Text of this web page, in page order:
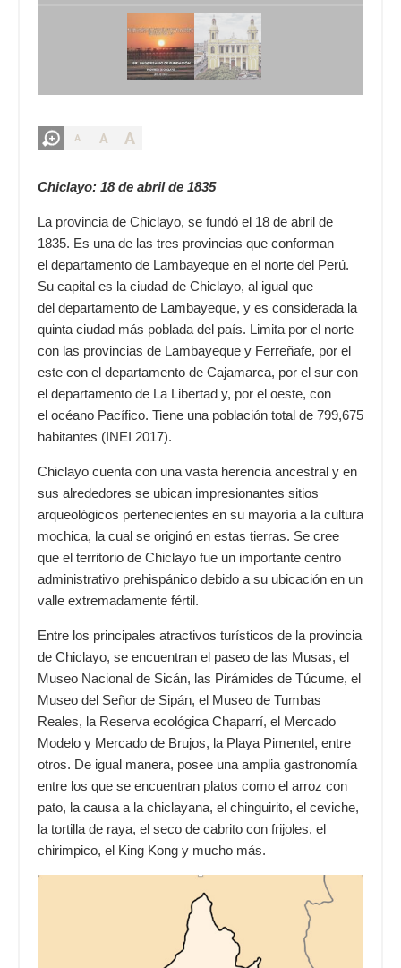
A A A
Chiclayo: 18 de abril de 1835
La provincia de Chiclayo, se fundó el 18 de abril de
1835. Es una de las tres provincias que conforman
el departamento de Lambayeque en el norte del Perú.
Su capital es la ciudad de Chiclayo, al igual que
del departamento de Lambayeque, y es considerada la
quinta ciudad más poblada del país. Limita por el norte
con las provincias de Lambayeque y Ferreñafe, por el
este con el departamento de Cajamarca, por el sur con
el departamento de La Libertad y, por el oeste, con
el océano Pacífico. Tiene una población total de 799,675
habitantes (INEI 2017).
Chiclayo cuenta con una vasta herencia ancestral y en
sus alrededores se ubican impresionantes sitios
arqueológicos pertenecientes en su mayoría a la cultura
mochica, la cual se originó en estas tierras. Se cree
que el territorio de Chiclayo fue un importante centro
administrativo prehispánico debido a su ubicación en un
valle extremadamente fértil.
Entre los principales atractivos turísticos de la provincia
de Chiclayo, se encuentran el paseo de las Musas, el
Museo Nacional de Sicán, las Pirámides de Túcume, el
Museo del Señor de Sipán, el Museo de Tumbas
Reales, la Reserva ecológica Chaparrí, el Mercado
Modelo y Mercado de Brujos, la Playa Pimentel, entre
otros. De igual manera, posee una amplia gastronomía
entre los que se encuentran platos como el arroz con
pato, la causa a la chiclayana, el chinguirito, el ceviche,
la tortilla de raya, el seco de cabrito con frijoles, el
chirimpico, el King Kong y mucho más.